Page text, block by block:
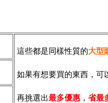
這些都是同樣性質的大型
如果有想要買的東西，可
再挑選出最多優惠 ， 省最